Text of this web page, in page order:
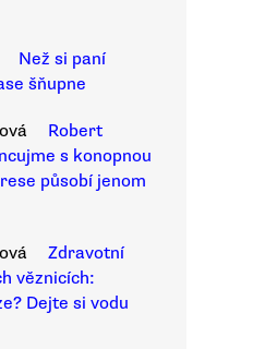
Než si paní
šňupne
Robert
s konopnou
působí jenom
Zdravotní
věznicích:
Dejte si vodu